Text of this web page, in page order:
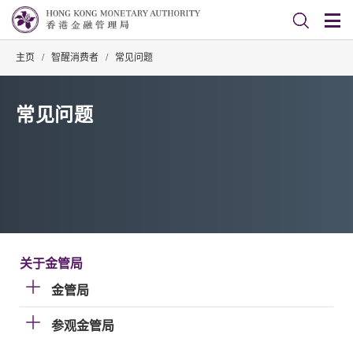
主页 / 智醒消费者 / 常见问题
常见问题
关于金管局
金管局
参观金管局